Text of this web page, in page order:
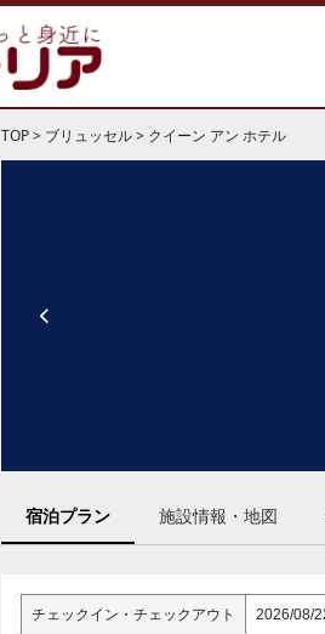
TOP> ブリュッセル> クイーン アン ホテル
宿泊プラン 施設情報・地図
チェックイン ・ チェックアウト